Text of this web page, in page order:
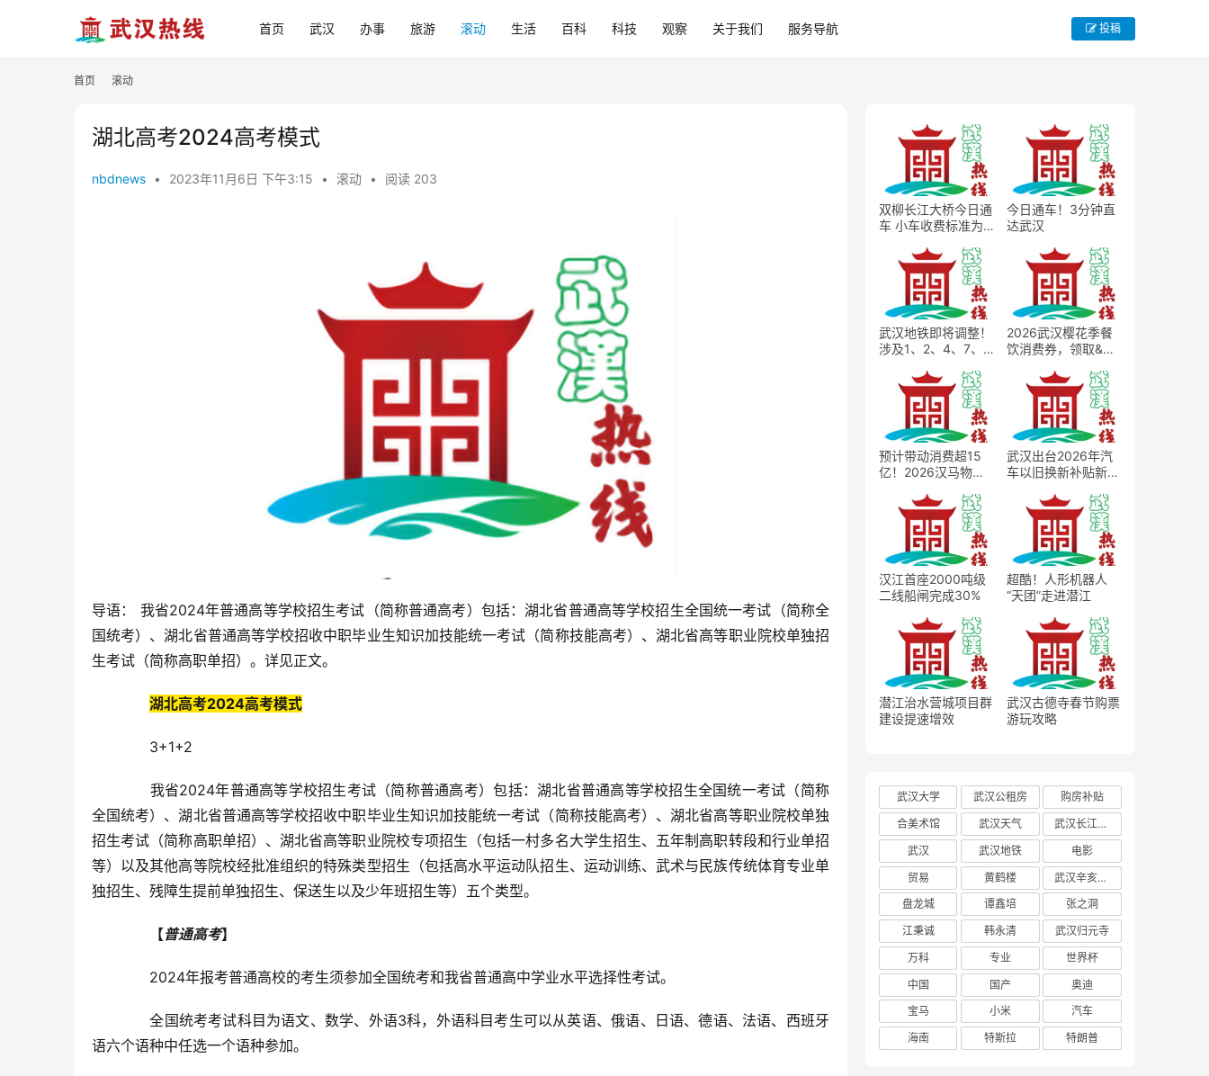
首页 武汉 办事 旅游 滚动 生活 百科 科技 观察 关于我们 服务导航 投稿
首页 滚动
湖北高考2024高考模式
nbdnews • 2023年11月6日 下午3:15 • 滚动 • 阅读 203
导语： 我省2024年普通高等学校招生考试（简称普通高考）包括：湖北省普通高等学校招生全国统一考试（简称全
国统考）、湖北省普通高等学校招收中职毕业生知识加技能统一考试（简称技能高考）、湖北省高等职业院校单独招
生考试（简称高职单招）。详见正文。
湖北高考2024高考模式
3+1+2
我省2024年普通高等学校招生考试（简称普通高考）包括：湖北省普通高等学校招生全国统一考试（简称
全国统考）、湖北省普通高等学校招收中职毕业生知识加技能统一考试（简称技能高考）、湖北省高等职业院校单独
招生考试（简称高职单招）、湖北省高等职业院校专项招生（包括一村多名大学生招生、五年制高职转段和行业单招
等）以及其他高等院校经批准组织的特殊类型招生（包括高水平运动队招生、运动训练、武术与民族传统体育专业单
独招生、残障生提前单独招生、保送生以及少年班招生等）五个类型。
【普通高考】
2024年报考普通高校的考生须参加全国统考和我省普通高中学业水平选择性考试。
全国统考考试科目为语文、数学、外语3科，外语科目考生可以从英语、俄语、日语、德语、法语、西班牙
语六个语种中任选一个语种参加。
双柳长江大桥今日通
车 小车收费标准为
今日通车！3分钟直
达武汉
武汉地铁即将调整！
涉及1、2、4、7、8
2026武汉樱花季餐
饮消费券，领取&使
预计带动消费超15
亿！2026汉马物资
武汉出台2026年汽
车以旧换新补贴新
撬动车市消费扩容
汉江首座2000吨级
二线船闸完成30%
超酷！人形机器人
“天团”走进潜江
潜江治水营城项目群
建设提速增效
武汉古德寺春节购票
游玩攻略
武汉大学 武汉公租房
购房补贴
合美术馆
武汉天气
武汉长江大桥
武汉
武汉地铁
电影
贸易
黄鹤楼
武汉辛亥革命博物馆
盘龙城
谭鑫培
张之洞
江秉诚
韩永清
武汉归元寺
万科
专业
世界杯
中国
国产
奥迪
宝马
小米
汽车
海南
特斯拉 特朗普